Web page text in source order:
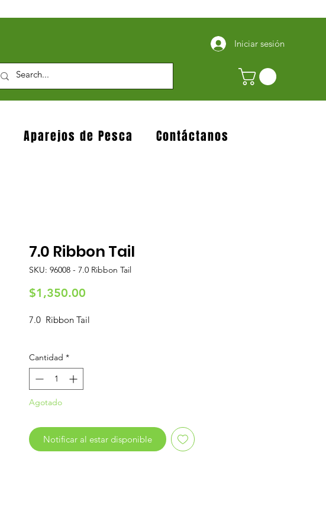
Iniciar sesión
Aparejos de Pesca Contáctanos
7.0 Ribbon Tail
SKU: 96008 - 7.0 Ribbon Tail
$1,350.00
7.0 Ribbon Tail
Cantidad *
Agotado
Notificar al estar disponible